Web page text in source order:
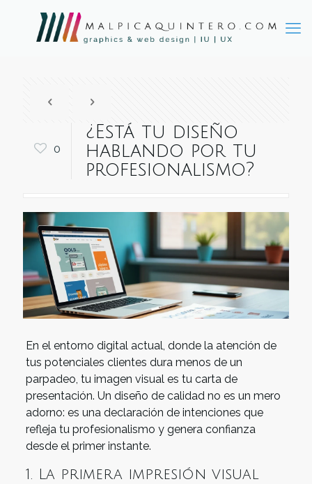
0
¿Está tu diseño
hablando por tu
profesionalismo?
En el entorno digital actual, donde la atención de
tus potenciales clientes dura menos de un
parpadeo, tu imagen visual es tu carta de
presentación. Un diseño de calidad no es un mero
adorno: es una declaración de intenciones que
refleja tu profesionalismo y genera confianza
desde el primer instante.
1. La primera impresión visual